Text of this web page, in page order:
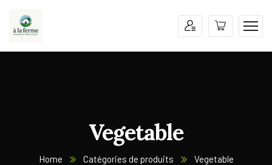
Vegetable
Home Catégories de produits Vegetable